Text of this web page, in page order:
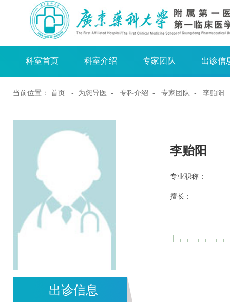
科室首页 科室介绍 专家团队 出诊信
当前位置： 首页 - 为您导医 - 专科介绍 - 专家团队 - 李贻阳
李贻阳
专业职称：
擅长：
出诊信息